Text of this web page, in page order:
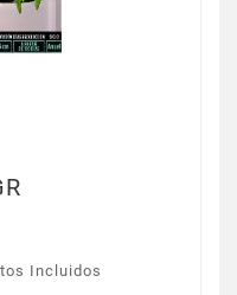
Incluidos